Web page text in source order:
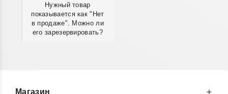
Нужный товар
показывается как "Нет
в продаже". Можно ли
его зарезервировать?
Магазин